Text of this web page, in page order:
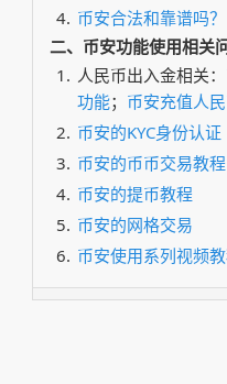
币安合法和靠谱吗？
二、币安功能使用相关
人民币出入金相关：
功能； 币安充值人
币安的KYC身份认证
币安的币币交易教程
币安的提币教程
币安的网格交易
币安使用系列视频